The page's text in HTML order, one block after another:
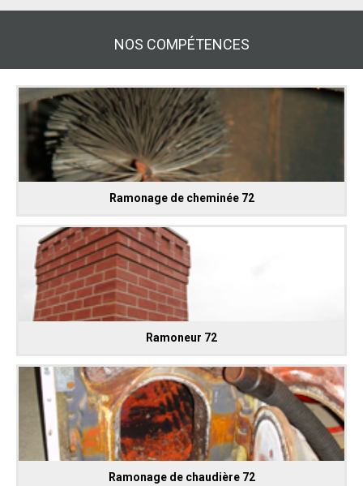
NOS COMPÉTENCES
Ramonage de cheminée 72
Ramoneur 72
Ramonage de chaudière 72